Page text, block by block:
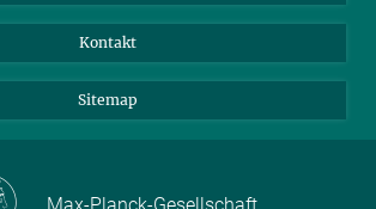
Kontakt
Sitemap
Max-Planck-Gesellschaft